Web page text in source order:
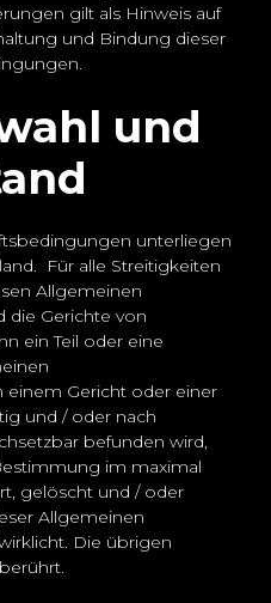
gilt als Hinweis auf
und Bindung dieser
und
unterliegen
Für alle Streitigkeiten
Allgemeinen
die Gerichte von
ein Teil oder eine
einem Gericht oder einer
und / oder nach
befunden wird,
im maximal
gelöscht und / oder
Allgemeinen
Die übrigen